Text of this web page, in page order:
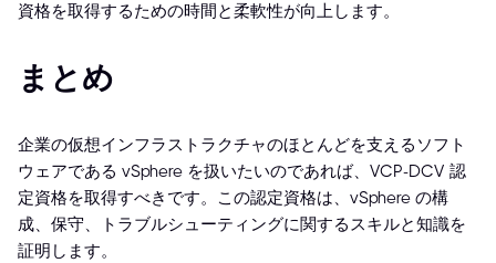
資格を取得するための時間と柔軟性が向上します。
まとめ
企業の仮想インフラストラクチャのほとんどを支えるソフト
ウェアである vSphere を扱いたいのであれば、VCP-DCV 認
定資格を取得すべきです。この認定資格は、vSphere の構
成、保守、トラブルシューティングに関するスキルと知識を
証明します。